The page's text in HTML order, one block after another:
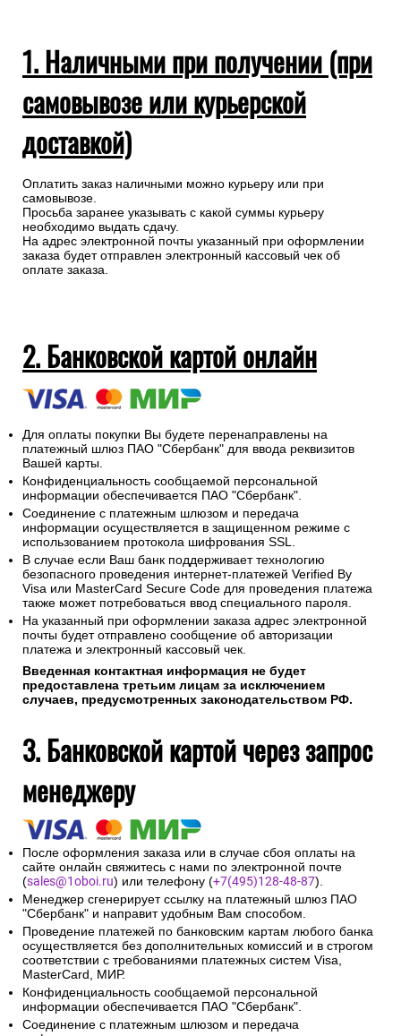
1. Наличными при получении (при
самовывозе или курьерской
доставкой)
Оплатить заказ наличными можно курьеру или при
самовывозе.
Просьба заранее указывать с какой суммы курьеру
необходимо выдать сдачу.
На адрес электронной почты указанный при оформлении
заказа будет отправлен электронный кассовый чек об
оплате заказа.
2. Банковской картой онлайн
Для оплаты покупки Вы будете перенаправлены на
платежный шлюз ПАО "Сбербанк" для ввода реквизитов
Вашей карты.
Конфиденциальность сообщаемой персональной
информации обеспечивается ПАО "Сбербанк".
Соединение с платежным шлюзом и передача
информации осуществляется в защищенном режиме с
использованием протокола шифрования SSL.
В случае если Ваш банк поддерживает технологию
безопасного проведения интернет-платежей Verified By
Visa или MasterCard Secure Code для проведения платежа
также может потребоваться ввод специального пароля.
На указанный при оформлении заказа адрес электронной
почты будет отправлено сообщение об авторизации
платежа и электронный кассовый чек.
Введенная контактная информация не будет
предоставлена третьим лицам за исключением
случаев, предусмотренных законодательством РФ.
3. Банковской картой через запрос
менеджеру
После оформления заказа или в случае сбоя оплаты на
сайте онлайн свяжитесь с нами по электронной почте
(sales@1oboi.ru) или телефону (+7(495)128-48-87).
Менеджер сгенерирует ссылку на платежный шлюз ПАО
"Сбербанк" и направит удобным Вам способом.
Проведение платежей по банковским картам любого банка
осуществляется без дополнительных комиссий и в строгом
соответствии с требованиями платежных систем Visa,
MasterCard, МИР.
Конфиденциальность сообщаемой персональной
информации обеспечивается ПАО "Сбербанк".
Соединение с платежным шлюзом и передача